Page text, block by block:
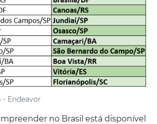
- Endeavor
no Brasil está disponível